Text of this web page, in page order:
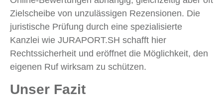
Zielscheibe von unzulässigen Rezensionen. Die
juristische Prüfung durch eine spezialisierte
Kanzlei wie JURAPORT.SH schafft hier
Rechtssicherheit und eröffnet die Möglichkeit, den
eigenen Ruf wirksam zu schützen.
Unser Fazit